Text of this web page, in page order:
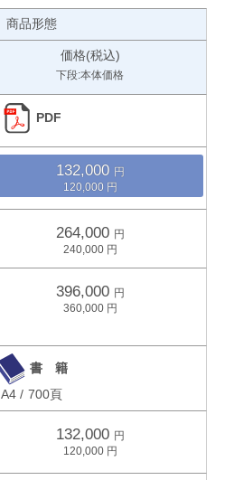
商品形態
価格(税込)
下段:本体価格
PDF
132,000
120,000
264,000
240,000
396,000
360,000
書 籍
A4 / 700頁
132,000
120,000